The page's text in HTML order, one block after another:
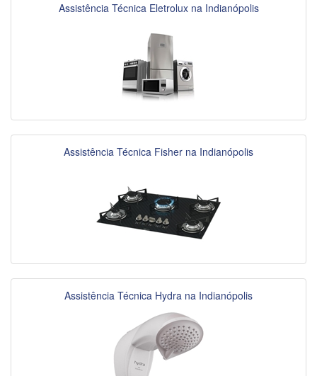
Assistência Técnica Eletrolux na Indianópolis
Assistência Técnica Fisher na Indianópolis
Assistência Técnica Hydra na Indianópolis